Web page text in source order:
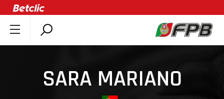
SOBRE A FPB
DOCUMENTOS
ÚLTIMASSARA MARIANO